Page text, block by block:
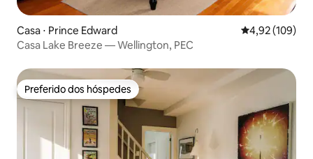
Casa ⋅ Prince Edward 4,92 de uma
4,92 (109)
Casa Lake Breeze — Wellington, PEC
Preferido dos hóspedes
Preferido dos hóspedes